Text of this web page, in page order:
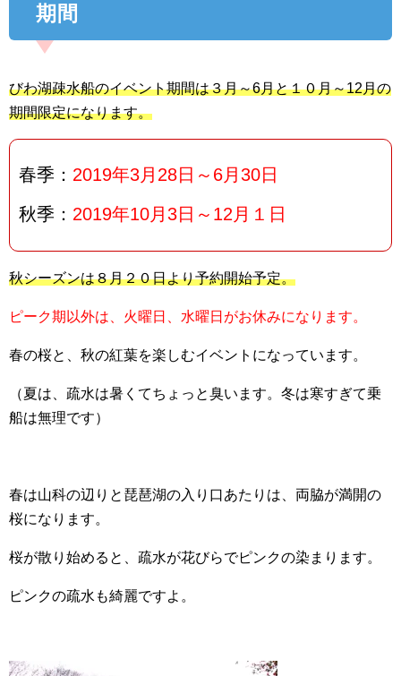
期間
びわ湖疎水船のイベント期間は３月～6月と１０月～12月の
期間限定になります。
春季： 2019年3月28日～6月30日
秋季： 2019年10月3日～12月１日
秋シーズンは８月２０日より予約開始予定。
ピーク期以外は、火曜日、水曜日がお休みになります。
春の桜と、秋の紅葉を楽しむイベントになっています。
（夏は、疏水は暑くてちょっと臭います。冬は寒すぎて乗
船は無理です）
春は山科の辺りと琵琶湖の入り口あたりは、両脇が満開の
桜になります。
桜が散り始めると、疏水が花びらでピンクの染まります。
ピンクの疏水も綺麗ですよ。